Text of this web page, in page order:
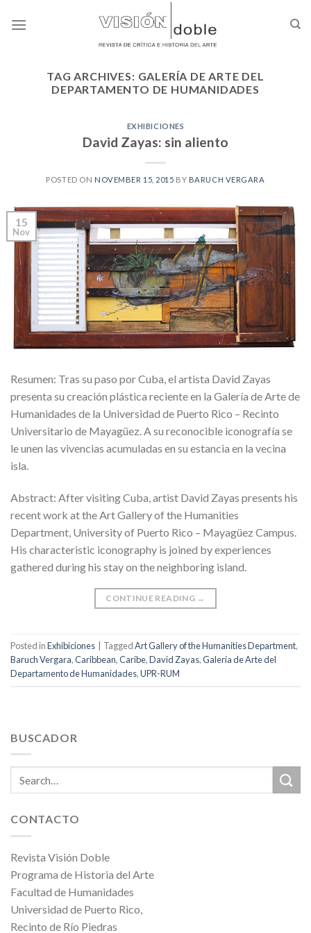
TAG ARCHIVES: GALERÍA DE ARTE DEL
DEPARTAMENTO DE HUMANIDADES
EXHIBICIONES
David Zayas: sin aliento
POSTED ON NOVEMBER 15, 2015 BY BARUCH VERGARA
15
Nov
Resumen: Tras su paso por Cuba, el artista David Zayas
presenta su creación plástica reciente en la Galería de Arte de
Humanidades de la Universidad de Puerto Rico – Recinto
Universitario de Mayagüez. A su reconocible iconografía se
le unen las vivencias acumuladas en su estancia en la vecina
isla.
Abstract: After visiting Cuba, artist David Zayas presents his
recent work at the Art Gallery of the Humanities
Department, University of Puerto Rico – Mayagüez Campus.
His characteristic iconography is joined by experiences
gathered during his stay on the neighboring island.
CONTINUE READING →
Posted inExhibiciones TaggedArt Gallery of the Humanities Department,
Baruch Vergara,Caribbean,Caribe,David Zayas,Galería de Arte del
Departamento de Humanidades,UPR-RUM
BUSCADOR
CONTACTO
Revista Visión Doble
Programa de Historia del Arte
Facultad de Humanidades
Universidad de Puerto Rico,
Recinto de Río Piedras